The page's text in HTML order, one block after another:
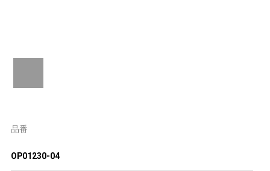
品番
OP01230-04